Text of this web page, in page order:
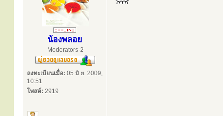
น้องพลอย
Moderators-2
ลงทะเบียนเมื่อ: 05 มิ.ย. 2009,
10:51
โพสต์: 2919